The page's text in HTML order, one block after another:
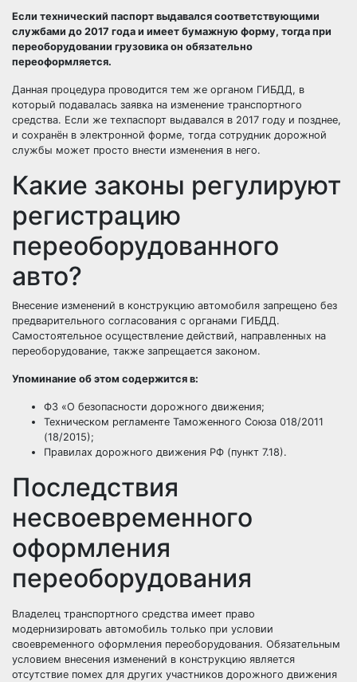
Если технический паспорт выдавался соответствующими
службами до 2017 года и имеет бумажную форму, тогда при
переоборудовании грузовика он обязательно
переоформляется.
Данная процедура проводится тем же органом ГИБДД, в
который подавалась заявка на изменение транспортного
средства. Если же техпаспорт выдавался в 2017 году и позднее,
и сохранён в электронной форме, тогда сотрудник дорожной
службы может просто внести изменения в него.
Какие законы регулируют
регистрацию
переоборудованного
авто?
Внесение изменений в конструкцию автомобиля запрещено без
предварительного согласования с органами ГИБДД.
Самостоятельное осуществление действий, направленных на
переоборудование, также запрещается законом.
Упоминание об этом содержится в:
ФЗ «О безопасности дорожного движения;
Техническом регламенте Таможенного Союза 018/2011
(18/2015);
Правилах дорожного движения РФ (пункт 7.18).
Последствия
несвоевременного
оформления
переоборудования
Владелец транспортного средства имеет право
модернизировать автомобиль только при условии
своевременного оформления переоборудования. Обязательным
условием внесения изменений в конструкцию является
отсутствие помех для других участников дорожного движения